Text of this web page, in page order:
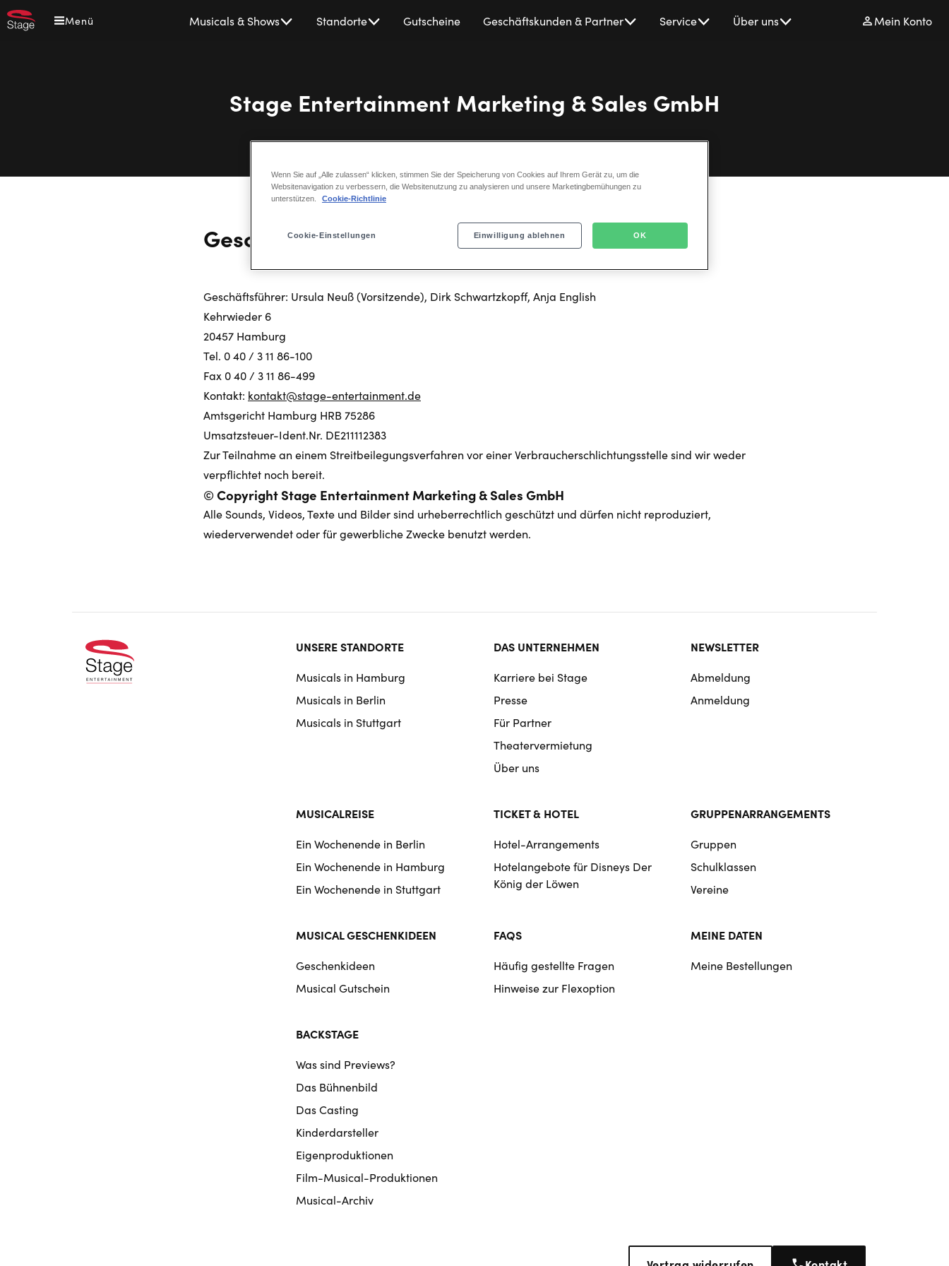
Direkt
zum
Menü
navigation
Musicals & Shows Standorte Gutscheine Geschäftskunden & Partner Service Über uns Mein Konto
Stage Entertainment Marketing & Sales GmbH
Geschäftsführer
Geschäftsführer: Ursula Neuß (Vorsitzende), Dirk Schwartzkopff, Anja English
Kehrwieder 6
20457 Hamburg
Tel. 0 40 / 3 11 86-100
Fax 0 40 / 3 11 86-499
Kontakt: kontakt@stage-entertainment.de
Amtsgericht Hamburg HRB 75286
Umsatzsteuer-Ident.Nr. DE211112383
Zur Teilnahme an einem Streitbeilegungsverfahren vor einer Verbraucherschlichtungsstelle sind wir weder
verpflichtet noch bereit.
© Copyright Stage Entertainment Marketing & Sales GmbH
Alle Sounds, Videos, Texte und Bilder sind urheberrechtlich geschützt und dürfen nicht reproduziert,
wiederverwendet oder für gewerbliche Zwecke benutzt werden.
Footer
navigation
UNSERE STANDORTE
Musicals in Hamburg
Musicals in Berlin
Musicals in Stuttgart
DAS UNTERNEHMEN
Karriere bei Stage
Presse
Für Partner
Theatervermietung
Über uns
NEWSLETTER
Abmeldung
Anmeldung
MUSICALREISE
Ein Wochenende in Berlin
Ein Wochenende in Hamburg
Ein Wochenende in Stuttgart
TICKET & HOTEL
Hotel-Arrangements
Hotelangebote für Disneys Der
König der Löwen
GRUPPENARRANGEMENTS
Gruppen
Schulklassen
Vereine
MUSICAL GESCHENKIDEEN
Geschenkideen
Musical Gutschein
FAQS
Häufig gestellte Fragen
Hinweise zur Flexoption
MEINE DATEN
Meine Bestellungen
BACKSTAGE
Was sind Previews?
Das Bühnenbild
Das Casting
Kinderdarsteller
Eigenproduktionen
Film-Musical-Produktionen
Musical-Archiv
Wenn Sie auf „Alle zulassen“ klicken, stimmen Sie der Speicherung von Cookies auf Ihrem Gerät zu, um die
Websitenavigation zu verbessern, die Websitenutzung zu analysieren und unsere Marketingbemühungen zu
unterstützen.
Cookie-Richtlinie
Cookie-Einstellungen Einwilligung ablehnen OK